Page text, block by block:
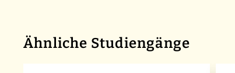
Ähnliche Studiengänge